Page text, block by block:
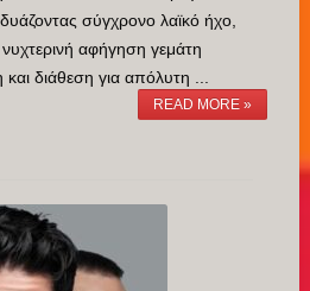
σύγχρονο λαϊκό ήχο,
νυχτερινή αφήγηση γεμάτη
διάθεση για απόλυτη ...
READ MORE »